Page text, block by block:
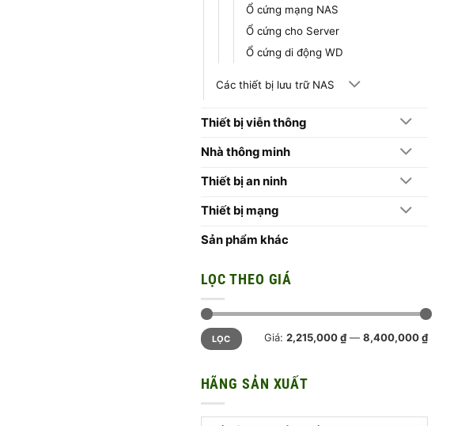
Ổ cứng mạng NAS
Ổ cứng cho Server
Ổ cứng di động WD
Các thiết bị lưu trữ NAS
Thiết bị viễn thông
Nhà thông minh
Thiết bị an ninh
Thiết bị mạng
Sản phẩm khác
LỌC THEO GIÁ
Giá
tối
thiểu
Giá
tối
đa
LỌC Giá: 2,215,000 ₫— 8,400,000 ₫
HÃNG SẢN XUẤT